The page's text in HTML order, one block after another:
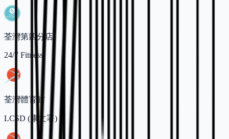
荃灣第四分店
24/7 Fitness
荃灣體育館
LCSD (康文署)